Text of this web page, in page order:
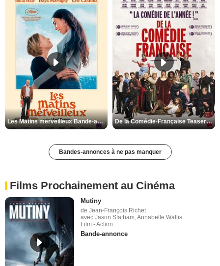
Les Matins merveilleux Bande-annonce VF De la Comédie-Française Teaser VF
Bandes-annonces à ne pas manquer
Films Prochainement au Cinéma
Mutiny
de Jean-François Richet
avec Jason Statham, Annabelle Wallis
Film - Action
Bande-annonce